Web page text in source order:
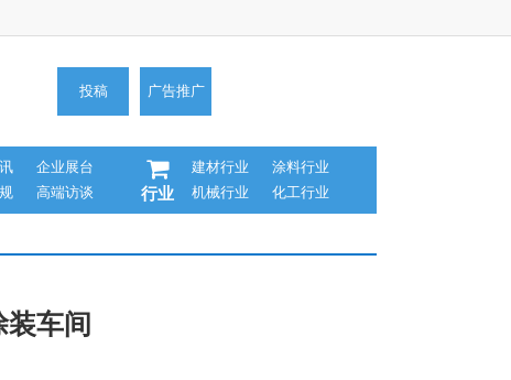
投稿 广告推广
企业展台
高端访谈 行业
建材行业
涂料行业
机械行业
化工行业
车间